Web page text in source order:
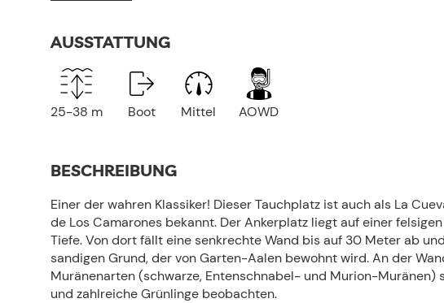
AUSSTATTUNG
25-38 m Boot Mittel AOWD
BESCHREIBUNG
Einer der wahren Klassiker! Dieser Tauchplatz ist auch als La
de Los Camarones bekannt. Der Ankerplatz liegt auf einer
Tiefe. Von dort fällt eine senkrechte Wand bis auf 30 Meter ab
sandigen Grund, der von Garten-Aalen bewohnt wird. An der
Muränenarten (schwarze, Entenschnabel- und Murion-Muränen)
und zahlreiche Grünlinge beobachten.